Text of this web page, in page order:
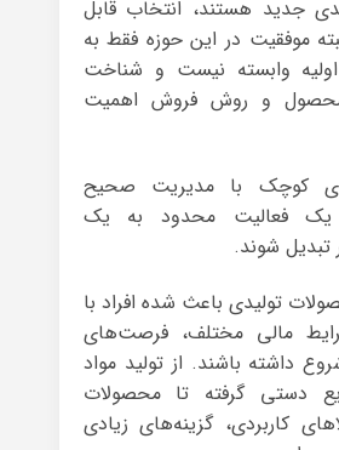
جدید هستند، انتخاب قابل
موفقیت در این حوزه فقط به
اولیه وابسته نیست و شناخت
محصول و روش فروش اهمیت
کوچک با مدیریت صحیح
یک فعالیت محدود به یک
تبدیل شوند.
تولیدی باعث شده افراد با
مالی مختلف، فرصت‌های
داشته باشند. از تولید مواد
دستی گرفته تا محصولات
کاربردی، گزینه‌های زیادی